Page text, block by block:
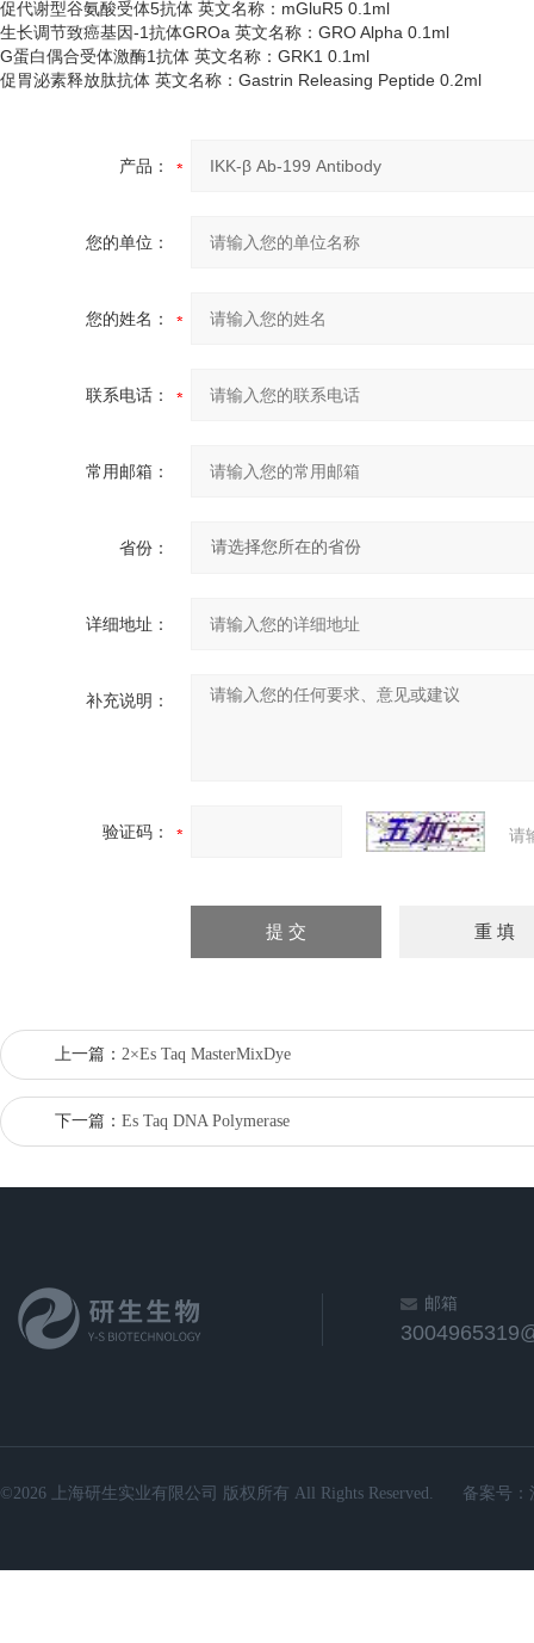
促代谢型谷氨酸受体5抗体 英文名称：mGluR5 0.1ml
生长调节致癌基因-1抗体GROa 英文名称：GRO Alpha 0.1ml
G蛋白偶合受体激酶1抗体 英文名称：GRK1 0.1ml
促胃泌素释放肽抗体 英文名称： Gastrin Releasing Peptide 0.2ml
产品：
您的单位：
您的姓名：
联系电话：
常用邮箱：
省份：
详细地址：
补充说明：
验证码： 请
上一篇： 2×Es Taq MasterMixDye
下一篇： Es Taq DNA Polymerase
邮箱
©2026 上海研生实业有限公司 版权所有 All Rights Reserved. 备案号：